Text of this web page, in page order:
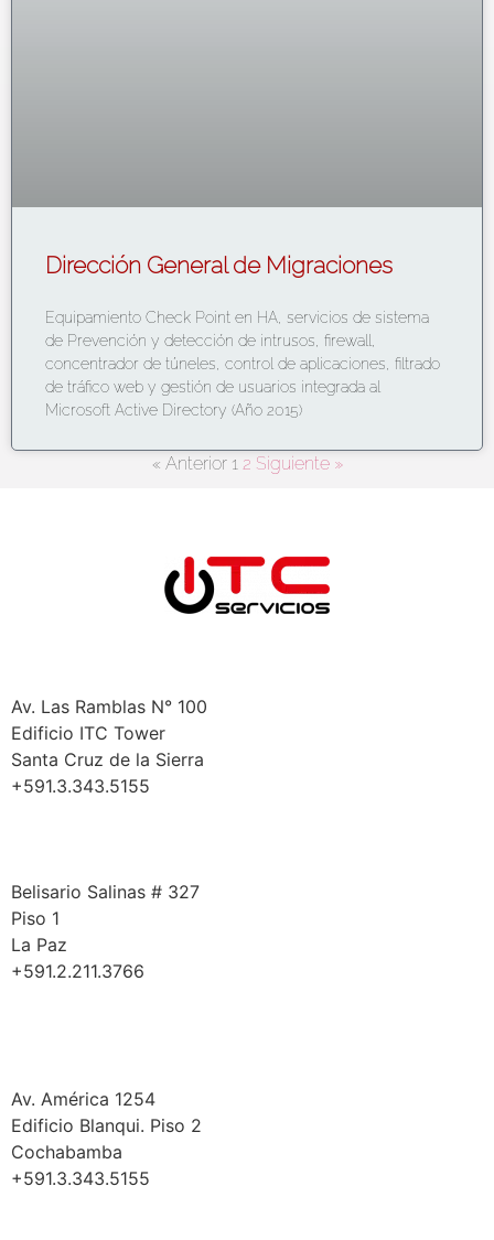
Dirección General de Migraciones
Equipamiento Check Point en HA, servicios de sistema
de Prevención y detección de intrusos, firewall,
concentrador de túneles, control de aplicaciones, filtrado
de tráfico web y gestión de usuarios integrada al
Microsoft Active Directory (Año 2015)
« Anterior 1 2 Siguiente »
Av. Las Ramblas N° 100
Edificio ITC Tower
Santa Cruz de la Sierra
+591.3.343.5155
Belisario Salinas # 327
Piso 1
La Paz
+591.2.211.3766
Av. América 1254
Edificio Blanqui. Piso 2
Cochabamba
+591.3.343.5155